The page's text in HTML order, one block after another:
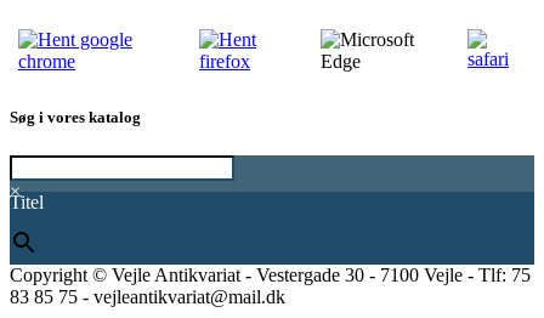
Søg i vores katalog
×
Titel
Copyright © Vejle Antikvariat - Vestergade 30 - 7100 Vejle - Tlf: 75
83 85 75 - vejleantikvariat@mail.dk